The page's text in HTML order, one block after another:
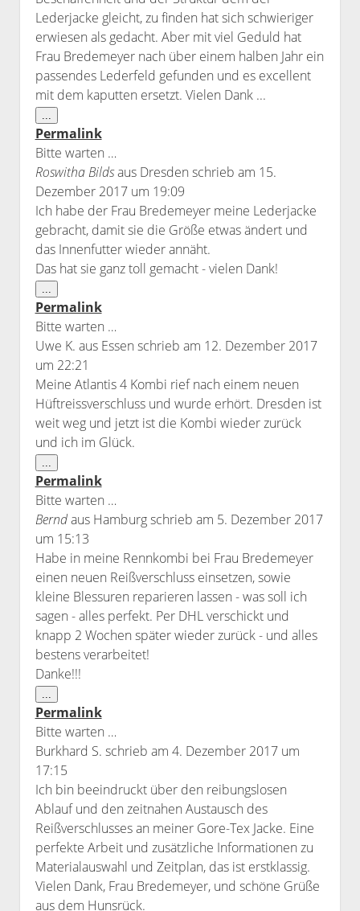
Lederjacke gleicht, zu finden hat sich schwieriger
erwiesen als gedacht. Aber mit viel Geduld hat
Frau Bredemeyer nach über einem halben Jahr ein
passendes Lederfeld gefunden und es excellent
mit dem kaputten ersetzt. Vielen Dank ...
...
Metabox
ein-/ausblenden.
Permalink
Bitte warten …
Roswitha Bilds aus Dresden schrieb am 15.
Dezember 2017 um 19:09
Ich habe der Frau Bredemeyer meine Lederjacke
gebracht, damit sie die Größe etwas ändert und
das Innenfutter wieder annäht.
Das hat sie ganz toll gemacht - vielen Dank!
...
Metabox
ein-/ausblenden.
Permalink
Bitte warten …
Uwe K. aus Essen schrieb am 12. Dezember 2017
um 22:21
Meine Atlantis 4 Kombi rief nach einem neuen
Hüftreissverschluss und wurde erhört. Dresden ist
weit weg und jetzt ist die Kombi wieder zurück
und ich im Glück.
...
Metabox
ein-/ausblenden.
Permalink
Bitte warten …
Bernd aus Hamburg schrieb am 5. Dezember 2017
um 15:13
Habe in meine Rennkombi bei Frau Bredemeyer
einen neuen Reißverschluss einsetzen, sowie
kleine Blessuren reparieren lassen - was soll ich
sagen - alles perfekt. Per DHL verschickt und
knapp 2 Wochen später wieder zurück - und alles
bestens verarbeitet!
Danke!!!
...
Metabox
ein-/ausblenden.
Permalink
Bitte warten …
Burkhard S. schrieb am 4. Dezember 2017 um
17:15
Ich bin beeindruckt über den reibungslosen
Ablauf und den zeitnahen Austausch des
Reißverschlusses an meiner Gore-Tex Jacke. Eine
perfekte Arbeit und zusätzliche Informationen zu
Materialauswahl und Zeitplan, das ist erstklassig.
Vielen Dank, Frau Bredemeyer, und schöne Grüße
aus dem Hunsrück.